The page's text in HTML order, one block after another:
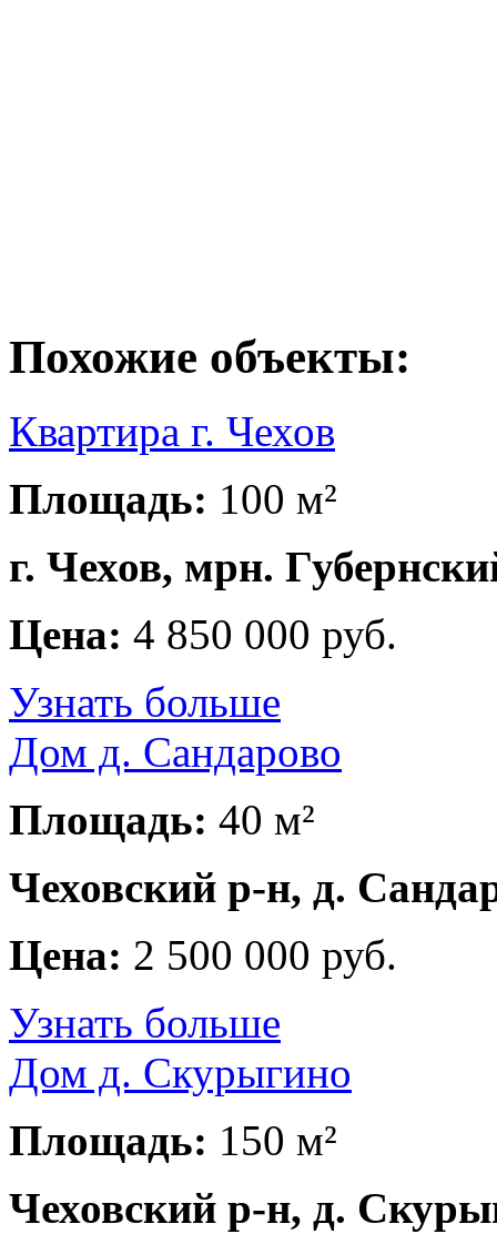
Похожие объекты:
Квартира г. Чехов
Площадь: 100 м²
г. Чехов, мрн.
Цена: 4 850 000 руб.
Узнать больше
Дом д. Сандарово
Площадь: 40 м²
Чеховский р-н, д.
Цена: 2 500 000 руб.
Узнать больше
Дом д. Скурыгино
Площадь: 150 м²
Чеховский р-н, д.